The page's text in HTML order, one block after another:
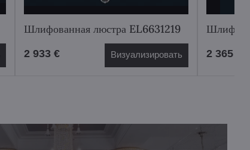
Шлифованная люстра EL6631219
2 933 € Визуализировать 2 365 €